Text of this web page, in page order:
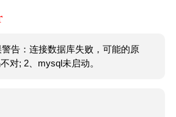
告：连接数据库失败，可能的原
对; 2、mysql未启动。